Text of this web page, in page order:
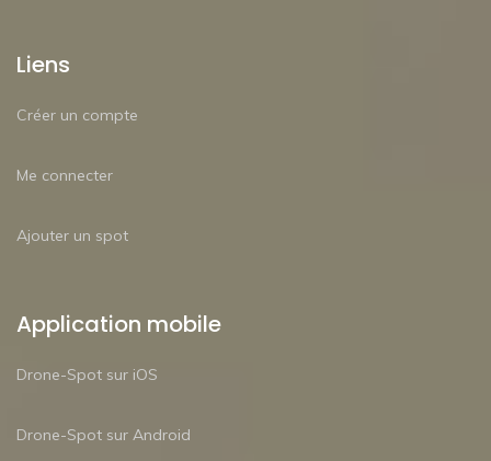
Liens
Créer un compte
Me connecter
Ajouter un spot
Application mobile
Drone-Spot sur iOS
Drone-Spot sur Android